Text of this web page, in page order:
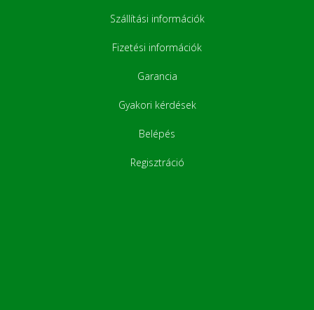
Szállítási információk
Fizetési információk
Garancia
Gyakori kérdések
Belépés
Regisztráció